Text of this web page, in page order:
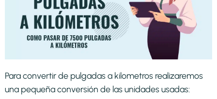
Para convertir de pulgadas a kilometros realizaremos
una pequeña conversión de las unidades usadas: